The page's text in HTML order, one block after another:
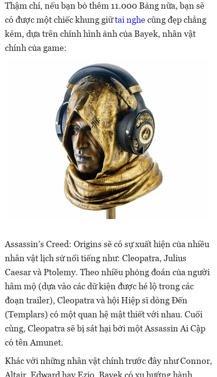
Thậm chí, nếu bạn bỏ thêm 11.000 Bảng nữa, bạn sẽ
có được một chiếc khung giữtai nghecũng đẹp chẳng
kém, dựa trên chính hình ảnh của Bayek, nhân vật
chính của game:
Assassin’s Creed: Origins sẽ có sự xuất hiện của nhiều
nhân vật lịch sử nổi tiếng như: Cleopatra, Julius
Caesar và Ptolemy. Theo nhiều phỏng đoán của người
hâm mộ (dựa vào các dữ kiện được hé lộ trong các
đoạn trailer), Cleopatra và hội Hiệp sĩ dòng Đến
(Templars) có một quan hệ mật thiết với nhau. Cuối
cùng, Cleopatra sẽ bị sát hại bởi một Assassin Ai Cập
có tên Amunet.
Khác với những nhân vật chính trước đây như Connor,
Altair, Edward hay Ezio, Bayek có xu hướng hành